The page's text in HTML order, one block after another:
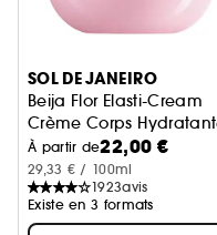
SOL DE JANEIRO
Beija Flor Elasti-Cream
Crème Corps
À partir de22,00 €
29,33 € / 100ml
1923avis
Existe en 3 formats